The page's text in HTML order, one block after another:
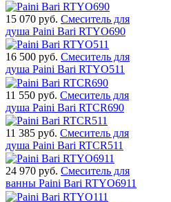
15 070 руб. Смеситель для
душа Paini Bari RTYO690
16 500 руб. Смеситель для
душа Paini Bari RTYO511
11 550 руб. Смеситель для
душа Paini Bari RTCR690
11 385 руб. Смеситель для
душа Paini Bari RTCR511
24 970 руб. Смеситель для
ванны Paini Bari RTYO6911